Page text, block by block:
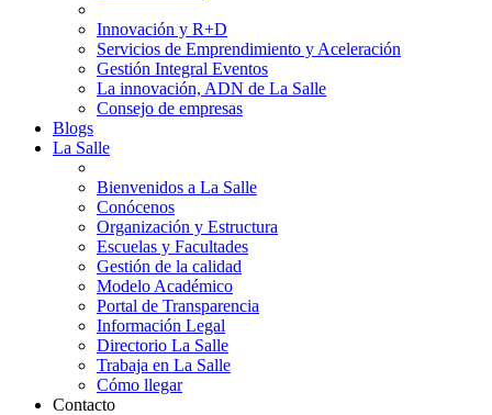
Innovación y R+D
Servicios de Emprendimiento y Aceleración
Gestión Integral Eventos
La innovación, ADN de La Salle
Consejo de empresas
Blogs
La Salle
Bienvenidos a La Salle
Conócenos
Organización y Estructura
Escuelas y Facultades
Gestión de la calidad
Modelo Académico
Portal de Transparencia
Información Legal
Directorio La Salle
Trabaja en La Salle
Cómo llegar
Contacto